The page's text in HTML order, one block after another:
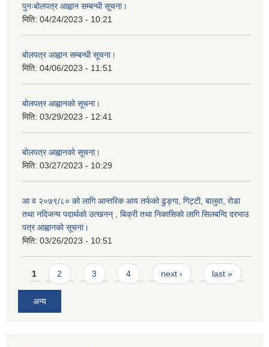
पुनःबोलपत्र आह्वान सम्बन्धी सूचना।
मिति: 04/24/2023 - 10:21
बोलपत्र आह्वान सम्बन्धी सूचना।
मिति: 04/06/2023 - 11:51
बोलपत्र आह्वानको सूचना।
मिति: 03/29/2023 - 12:41
बोलपत्र आह्वानको सूचना।
मिति: 03/27/2023 - 10:29
आ व २०७९/८० को लागि आन्तरिक आय तर्फको ढुङ्गा, गिट्टी, बालुवा, रोडा
तथा नदिजन्य पदार्थको उत्खनन् , बिक्री तथा निकासिको लागि सिलबन्दि दरभाउ
पत्र आह्वानको सूचना।
मिति: 03/26/2023 - 10:51
Pages
1 2 3 4 next › last »
अन्य